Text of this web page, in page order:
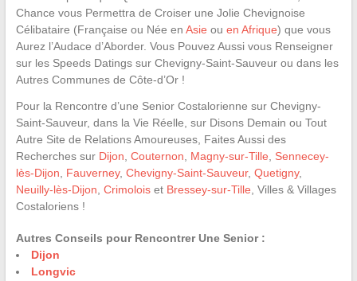
Chance vous Permettra de Croiser une Jolie Chevignoise
Célibataire (Française ou Née en Asie ou en Afrique) que vous
Aurez l’Audace d’Aborder. Vous Pouvez Aussi vous Renseigner
sur les Speeds Datings sur Chevigny-Saint-Sauveur ou dans les
Autres Communes de Côte-d’Or !
Pour la Rencontre d’une Senior Costalorienne sur Chevigny-
Saint-Sauveur, dans la Vie Réelle, sur Disons Demain ou Tout
Autre Site de Relations Amoureuses, Faites Aussi des
Recherches sur Dijon, Couternon, Magny-sur-Tille, Sennecey-
lès-Dijon, Fauverney, Chevigny-Saint-Sauveur, Quetigny,
Neuilly-lès-Dijon, Crimoloiset Bressey-sur-Tille, Villes & Villages
Costaloriens !
Autres Conseils pour Rencontrer Une Senior :
Dijon
Longvic